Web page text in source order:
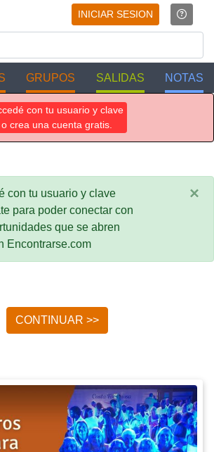
INICIAR SESION
GRUPOS SALIDAS NOTAS
con tu usuario y clave
o crea una cuenta gratis.
con tu usuario y clave
para poder conectar con
que se abren
Encontrarse.com
×
CONTINUAR >>